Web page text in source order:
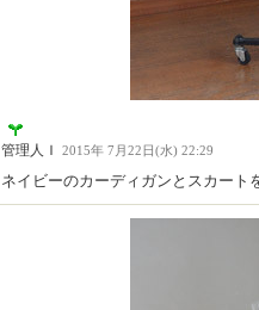
管理人Ｉ 2015年 7月22日(水) 22:29
ネイビーのカーディガンとスカート